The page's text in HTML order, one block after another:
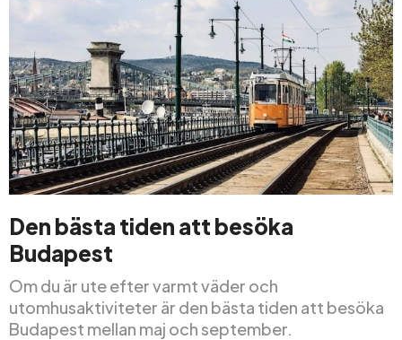
Den bästa tiden att besöka
Budapest
Om du är ute efter varmt väder och
utomhusaktiviteter är den bästa tiden att besöka
Budapest mellan maj och september.